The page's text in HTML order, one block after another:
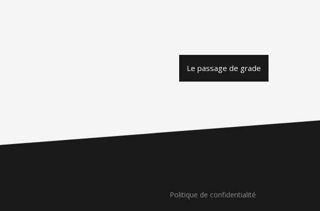
Le passage de grade
Politique de confidentialité